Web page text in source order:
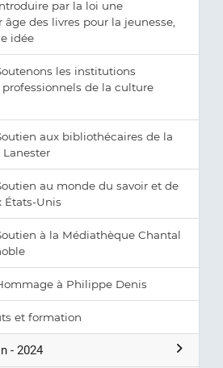
par la loi une
des livres pour la jeunesse,
idée
les institutions
de la culture
aux bibliothécaires de la
au monde du savoir et de
États-Unis
à la Médiathèque Chantal
à Philippe Denis
et formation
- 2024